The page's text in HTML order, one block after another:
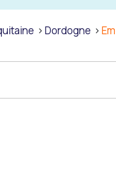
Dordogne